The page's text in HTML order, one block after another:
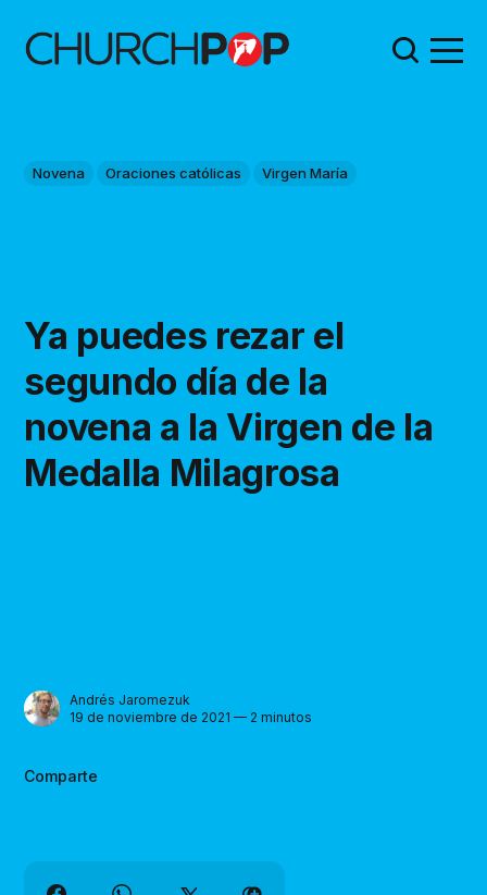
Novena Oraciones católicas Virgen María
Ya puedes rezar el
segundo día de la
novena a la Virgen de la
Medalla Milagrosa
Andrés Jaromezuk
19 de noviembre de 2021 — 2 minutos
Comparte